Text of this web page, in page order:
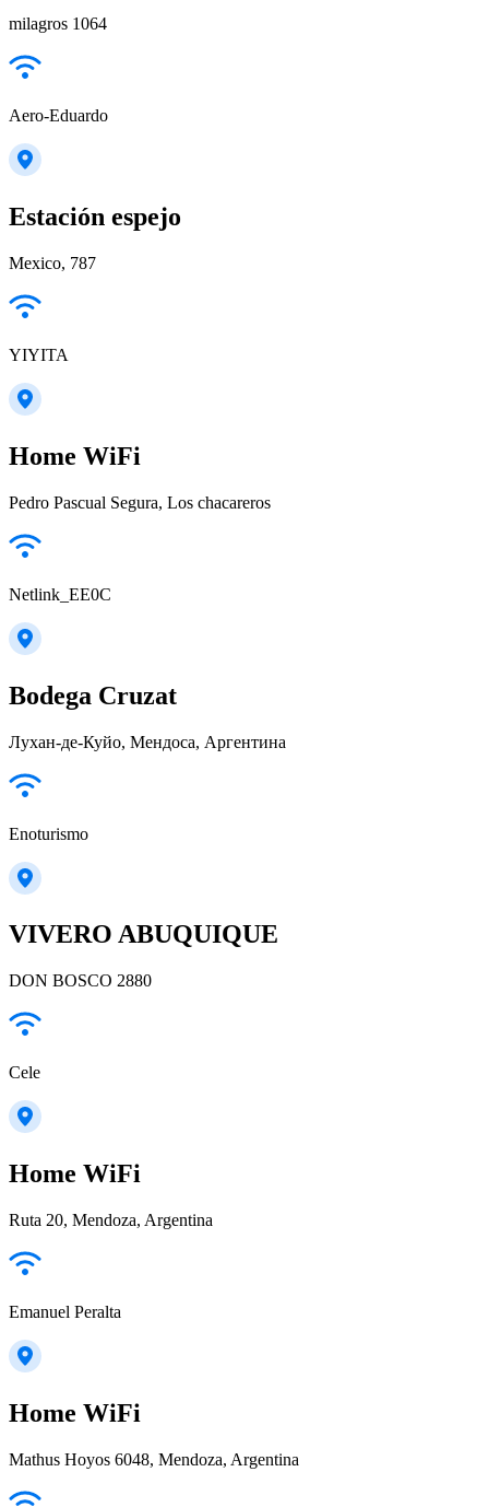
milagros 1064
Aero-Eduardo
Estación espejo
Mexico, 787
YIYITA
Home WiFi
Pedro Pascual Segura, Los chacareros
Netlink_EE0C
Bodega Cruzat
Лухан-де-Куйо, Мендоса, Аргентина
Enoturismo
VIVERO ABUQUIQUE
DON BOSCO 2880
Cele
Home WiFi
Ruta 20, Mendoza, Argentina
Emanuel Peralta
Home WiFi
Mathus Hoyos 6048, Mendoza, Argentina